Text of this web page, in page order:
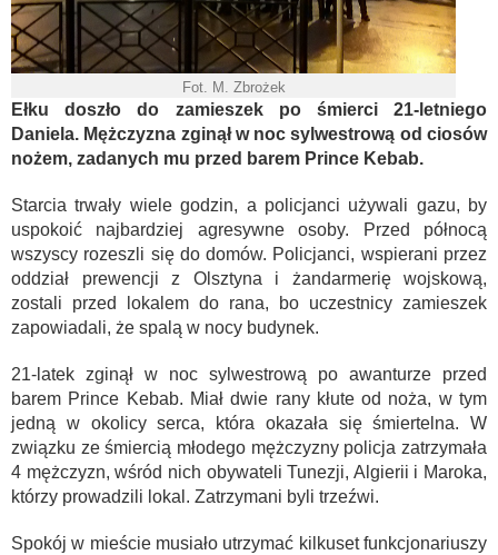
Fot. M. Zbrożek
Ełku doszło do zamieszek po śmierci 21-letniego
Daniela. Mężczyzna zginął w noc sylwestrową od ciosów
nożem, zadanych mu przed barem Prince Kebab.
Starcia trwały wiele godzin, a policjanci używali gazu, by
uspokoić najbardziej agresywne osoby. Przed północą
wszyscy rozeszli się do domów. Policjanci, wspierani przez
oddział prewencji z Olsztyna i żandarmerię wojskową,
zostali przed lokalem do rana, bo uczestnicy zamieszek
zapowiadali, że spalą w nocy budynek.
21-latek zginął w noc sylwestrową po awanturze przed
barem Prince Kebab. Miał dwie rany kłute od noża, w tym
jedną w okolicy serca, która okazała się śmiertelna. W
związku ze śmiercią młodego mężczyzny policja zatrzymała
4 mężczyzn, wśród nich obywateli Tunezji, Algierii i Maroka,
którzy prowadzili lokal. Zatrzymani byli trzeźwi.
Spokój w mieście musiało utrzymać kilkuset funkcjonariuszy